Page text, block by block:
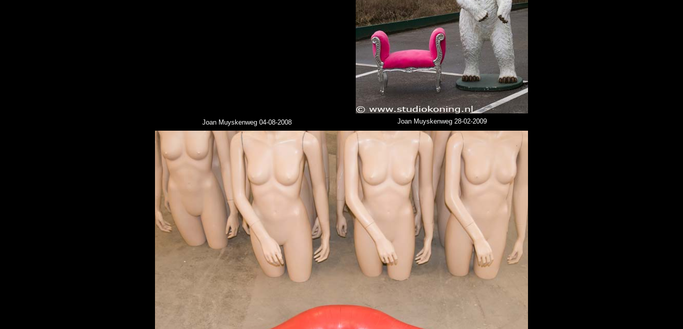
Joan Muyskenweg 04-08-2008 Joan Muyskenweg 28-02-2009